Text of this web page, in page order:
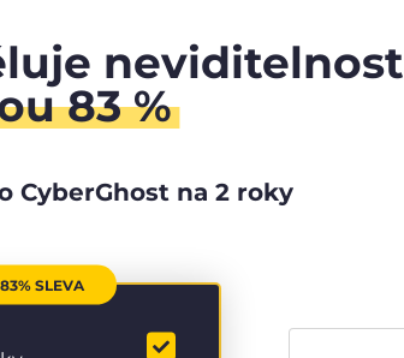
neviditelnost
83 %
CyberGhost na 2 roky
SLEVA